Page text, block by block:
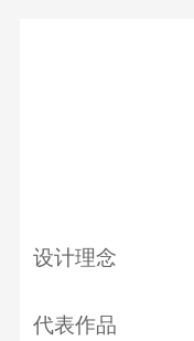
设计理念
代表作品